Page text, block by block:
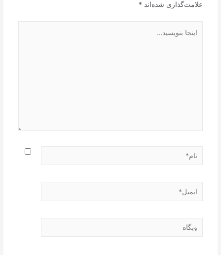
علامت‌گذاری شده‌اند*
ایمیل*